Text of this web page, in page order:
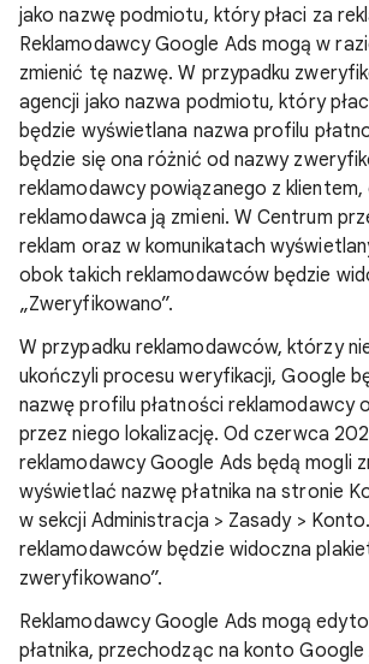
jako nazwę podmiotu, który płaci za
Reklamodawcy Google Ads mogą w
zmienić tę nazwę. W przypadku
agencji jako nazwa podmiotu, który
będzie wyświetlana nazwa profilu
będzie się ona różnić od nazwy
reklamodawcy powiązanego z klientem,
reklamodawca ją zmieni. W Centrum
reklam oraz w komunikatach
obok takich reklamodawców będzie
„Zweryfikowano”.
W przypadku reklamodawców, którzy
ukończyli procesu weryfikacji, Google
nazwę profilu płatności reklamodawcy
przez niego lokalizację. Od czerwca
reklamodawcy Google Ads będą mogli
wyświetlać nazwę płatnika na stronie
w sekcji Administracja > Zasady >
reklamodawców będzie widoczna
zweryfikowano”.
Reklamodawcy Google Ads mogą
płatnika, przechodząc na konto Google